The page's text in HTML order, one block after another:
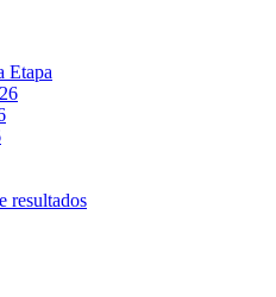
Etapa
resultados